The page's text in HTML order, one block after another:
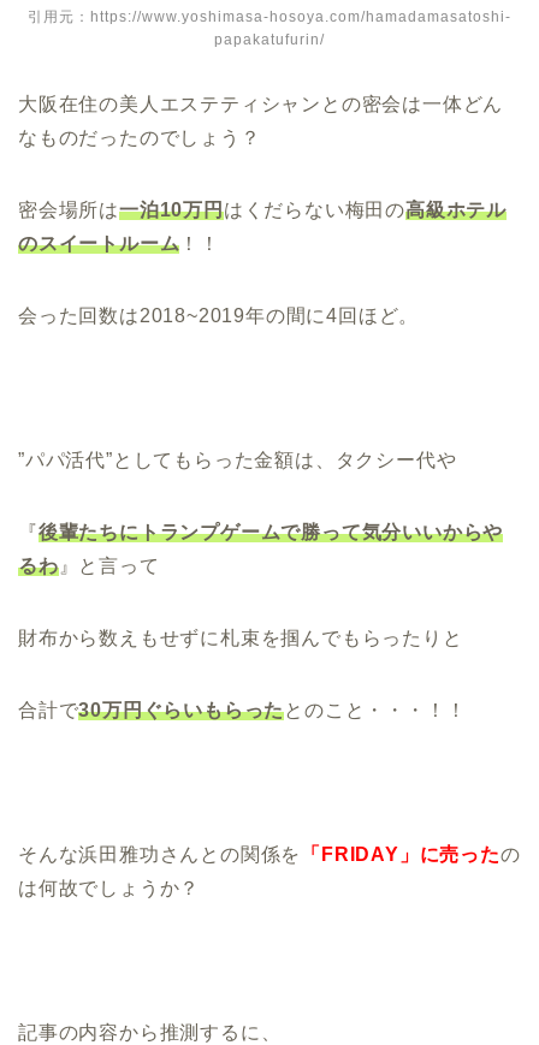
引用元：https://www.yoshimasa-hosoya.com/hamadamasatoshi-
papakatufurin/
大阪在住の美人エステティシャンとの密会は一体どん
なものだったのでしょう？
密会場所は一泊10万円はくだらない梅田の高級ホテル
のスイートルーム ！！
会った回数は2018~2019年の間に4回ほど。
”パパ活代”としてもらった金額は、タクシー代や
『後輩たちにトランプゲームで勝って気分いいからや
るわ』と言って
財布から数えもせずに札束を掴んでもらったりと
合計で30万円ぐらいもらったとのこと・・・！！
そんな浜田雅功さんとの関係を 「FRIDAY」に売ったの
は何故でしょうか？
記事の内容から推測するに、